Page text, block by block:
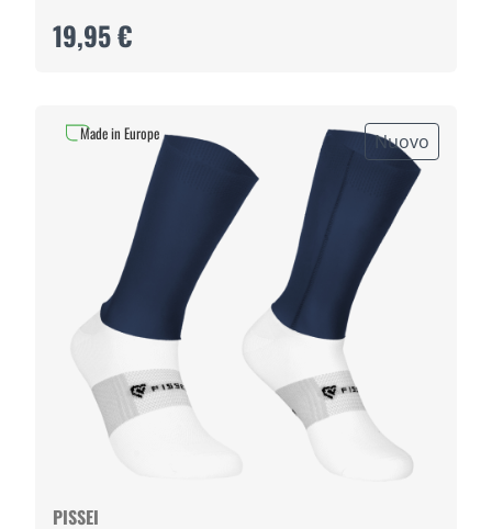
19,95 €
Nuovo
PISSEI
Made in Europe